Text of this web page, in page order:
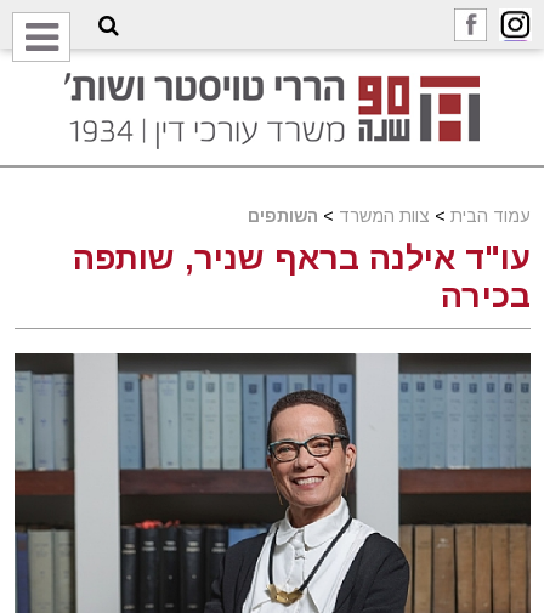
עמוד הבית > צוות המשרד > השותפים
עו"ד אילנה בראף שניר, שותפה
בכירה